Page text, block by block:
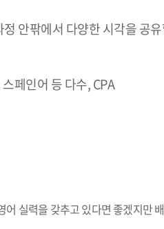
안팎에서 다양한 시각을 공
페인어 등 다수, CPA
실력을 갖추고 있다면 좋겠지